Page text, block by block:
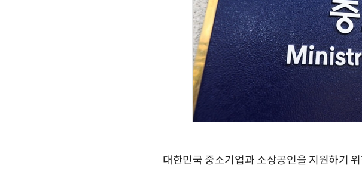
대한민국 중소기업과 소상공인을 지원하기